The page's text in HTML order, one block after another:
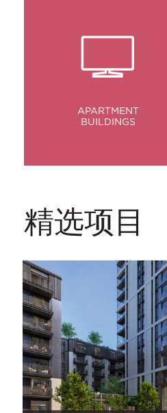
APARTMENT
BUILDINGS
精选项目